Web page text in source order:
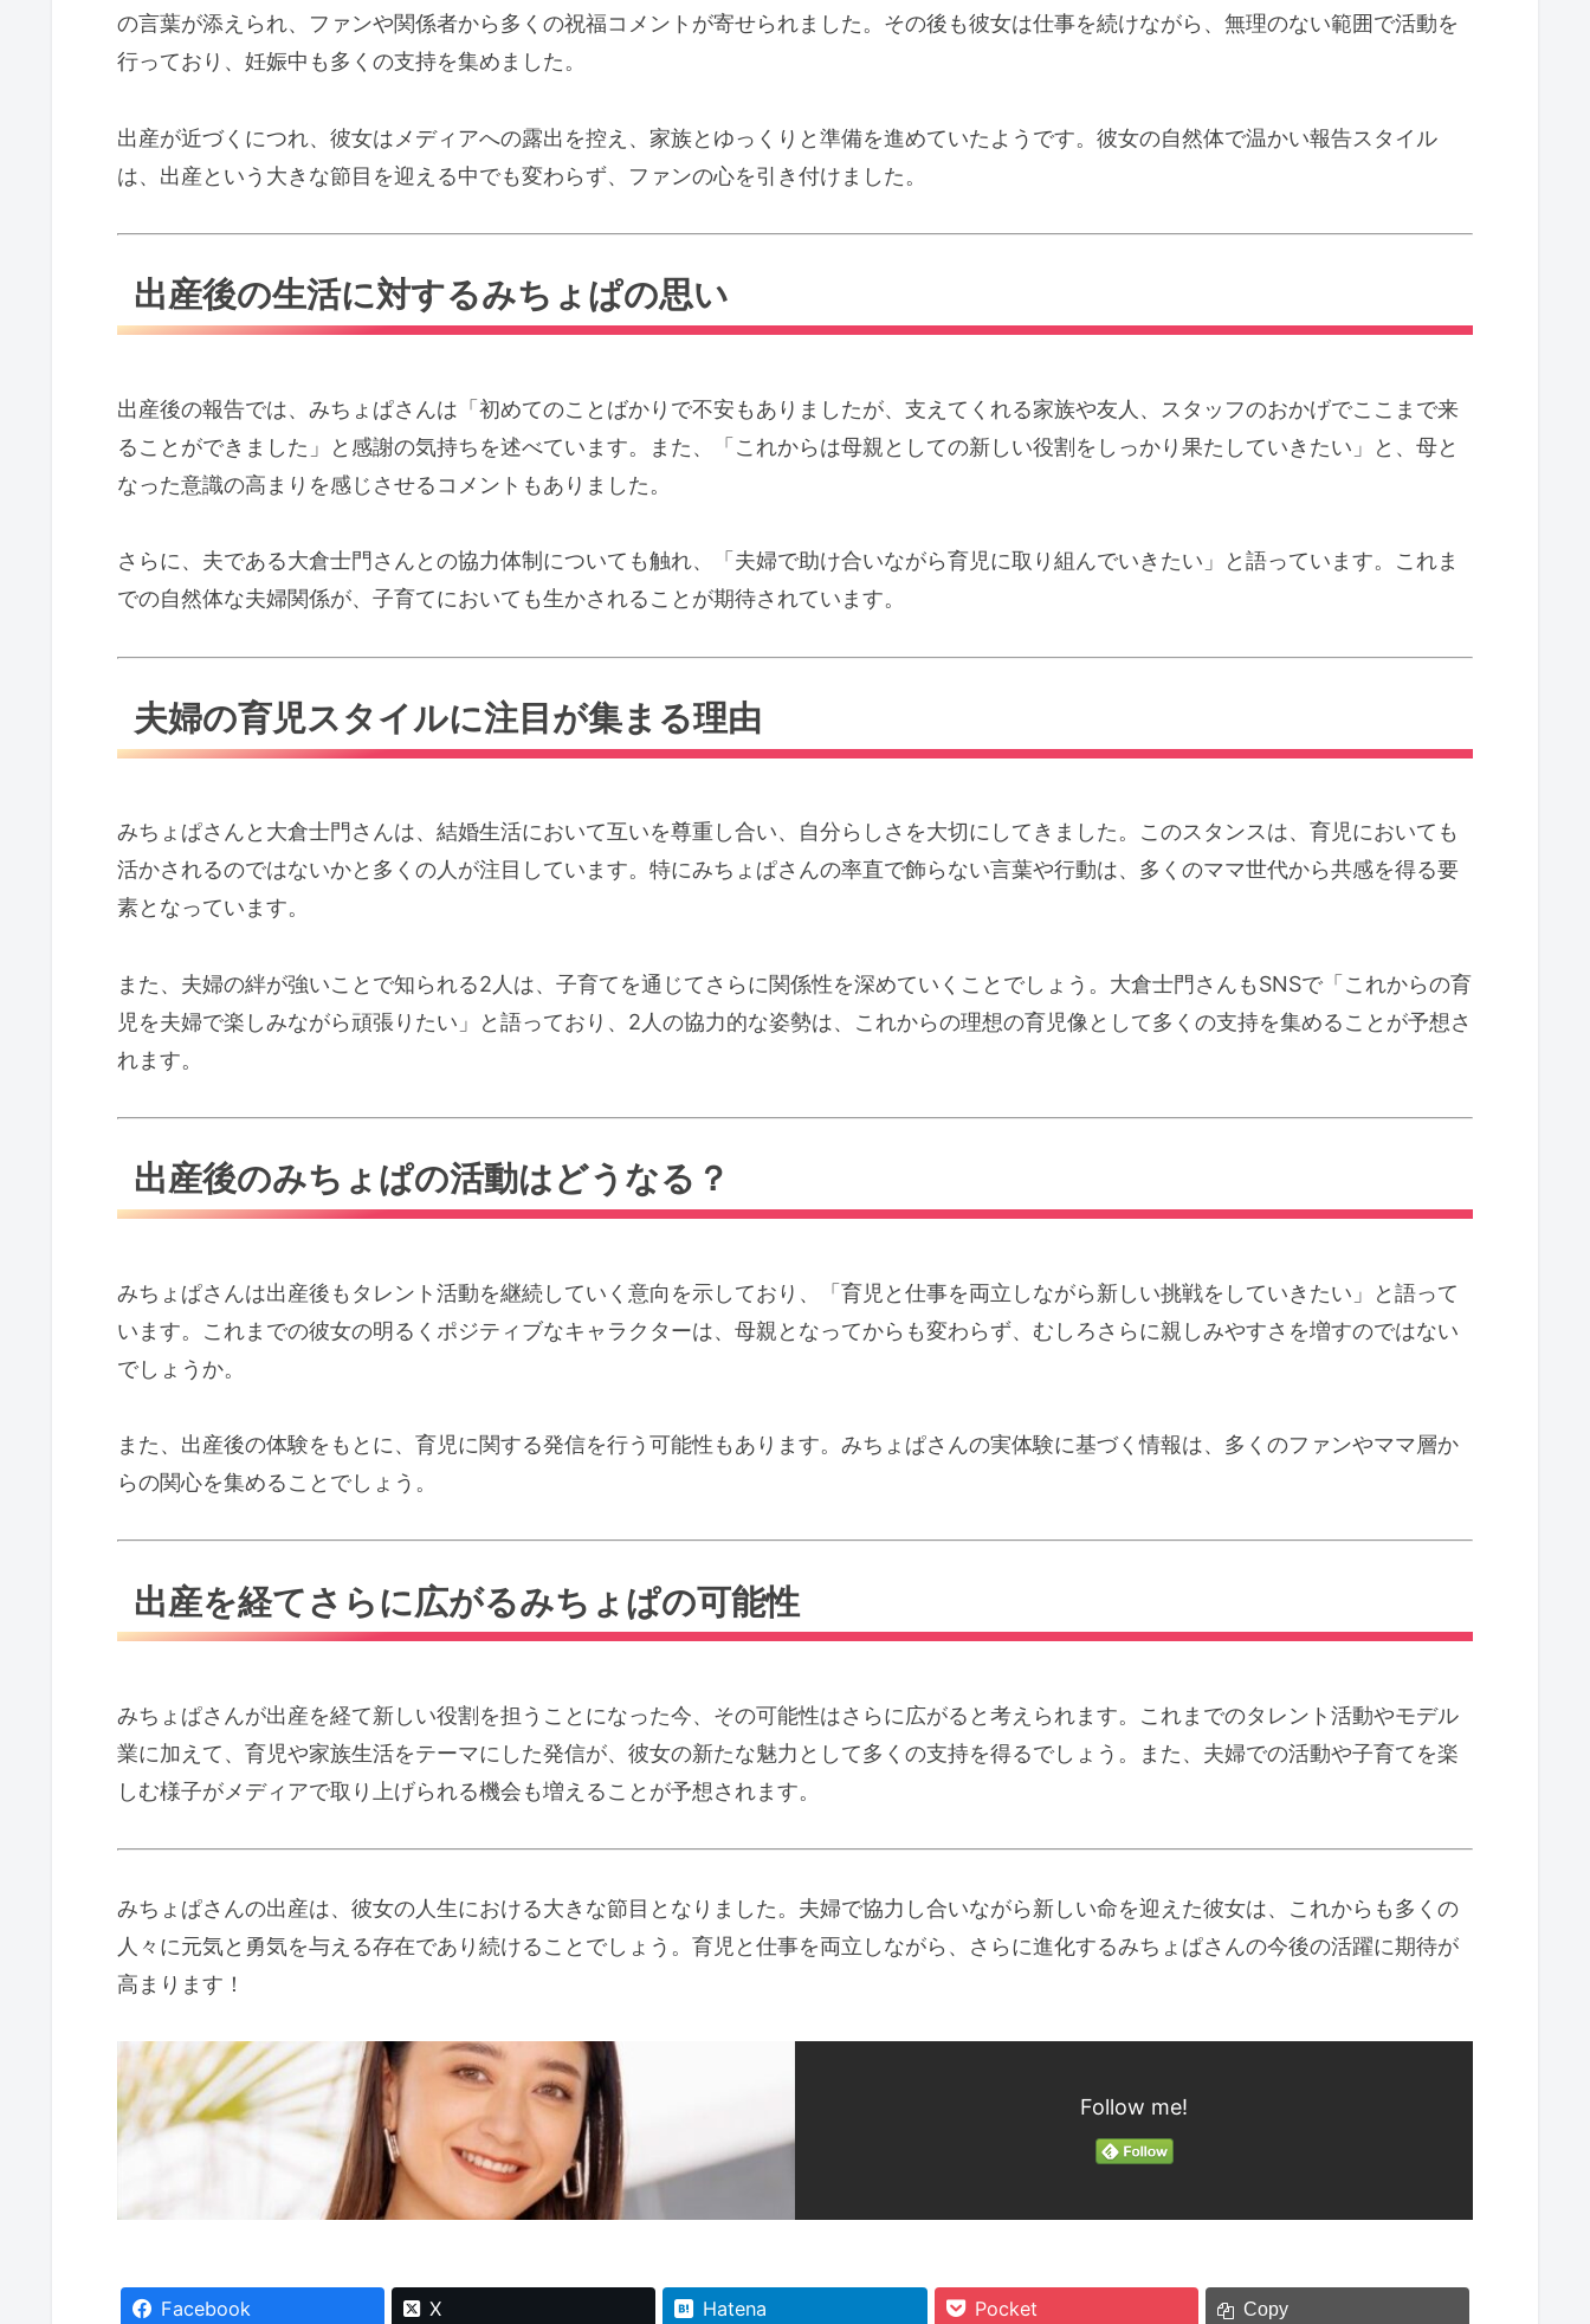
の言葉が添えられ、ファンや関係者から多くの祝福コメントが寄せられました。その後も彼女は仕事を続けながら、無理のない範囲で活動を
行っており、妊娠中も多くの支持を集めました。
出産が近づくにつれ、彼女はメディアへの露出を控え、家族とゆっくりと準備を進めていたようです。彼女の自然体で温かい報告スタイル
は、出産という大きな節目を迎える中でも変わらず、ファンの心を引き付けました。
出産後の生活に対するみちょぱの思い
出産後の報告では、みちょぱさんは「初めてのことばかりで不安もありましたが、支えてくれる家族や友人、スタッフのおかげでここまで来
ることができました」と感謝の気持ちを述べています。また、「これからは母親としての新しい役割をしっかり果たしていきたい」と、母と
なった意識の高まりを感じさせるコメントもありました。
さらに、夫である大倉士門さんとの協力体制についても触れ、「夫婦で助け合いながら育児に取り組んでいきたい」と語っています。これま
での自然体な夫婦関係が、子育てにおいても生かされることが期待されています。
夫婦の育児スタイルに注目が集まる理由
みちょぱさんと大倉士門さんは、結婚生活において互いを尊重し合い、自分らしさを大切にしてきました。このスタンスは、育児においても
活かされるのではないかと多くの人が注目しています。特にみちょぱさんの率直で飾らない言葉や行動は、多くのママ世代から共感を得る要
素となっています。
また、夫婦の絆が強いことで知られる2人は、子育てを通じてさらに関係性を深めていくことでしょう。大倉士門さんもSNSで「これからの育
児を夫婦で楽しみながら頑張りたい」と語っており、2人の協力的な姿勢は、これからの理想の育児像として多くの支持を集めることが予想さ
れます。
出産後のみちょぱの活動はどうなる？
みちょぱさんは出産後もタレント活動を継続していく意向を示しており、「育児と仕事を両立しながら新しい挑戦をしていきたい」と語って
います。これまでの彼女の明るくポジティブなキャラクターは、母親となってからも変わらず、むしろさらに親しみやすさを増すのではない
でしょうか。
また、出産後の体験をもとに、育児に関する発信を行う可能性もあります。みちょぱさんの実体験に基づく情報は、多くのファンやママ層か
らの関心を集めることでしょう。
出産を経てさらに広がるみちょぱの可能性
みちょぱさんが出産を経て新しい役割を担うことになった今、その可能性はさらに広がると考えられます。これまでのタレント活動やモデル
業に加えて、育児や家族生活をテーマにした発信が、彼女の新たな魅力として多くの支持を得るでしょう。また、夫婦での活動や子育てを楽
しむ様子がメディアで取り上げられる機会も増えることが予想されます。
みちょぱさんの出産は、彼女の人生における大きな節目となりました。夫婦で協力し合いながら新しい命を迎えた彼女は、これからも多くの
人々に元気と勇気を与える存在であり続けることでしょう。育児と仕事を両立しながら、さらに進化するみちょぱさんの今後の活躍に期待が
高まります！
Follow me!
Facebook X Hatena Pocket Copy